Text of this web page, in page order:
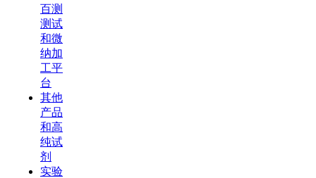
百测
测试
和微
纳加
工平
台
其他
产品
和高
纯试
剂
实验